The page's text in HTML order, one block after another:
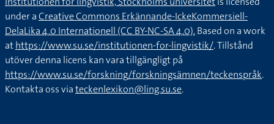
under aCreative Commons Erkännande-IckeKommersiell-
DelaLika 4.0 Internationell (CC BY-NC-SA 4.0).Based on a work
athttps://www.su.se/institutionen-for-lingvistik/. Tillstånd
utöver denna licens kan vara tillgängligt på
https://www.su.se/forskning/forskningsämnen/teckenspråk.
Kontakta oss viateckenlexikon@ling.su.se.